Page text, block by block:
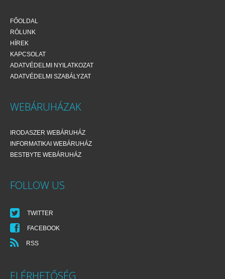
FŐOLDAL
RÓLUNK
HÍREK
KAPCSOLAT
ADATVÉDELMI NYILATKOZAT
ADATVÉDELMI SZABÁLYZAT
WEBÁRUHÁZAK
IRODASZER WEBÁRUHÁZ
INFORMATIKAI WEBÁRUHÁZ
BESTBYTE WEBÁRUHÁZ
FOLLOW US
TWITTER
FACEBOOK
RSS
ELÉRHETŐSÉG